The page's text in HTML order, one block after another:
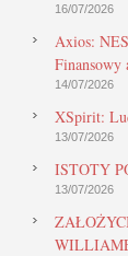
16/07/2026
Axios:
Finansowy
14/07/2026
XSpirit:
13/07/2026
ISTOTY
13/07/2026